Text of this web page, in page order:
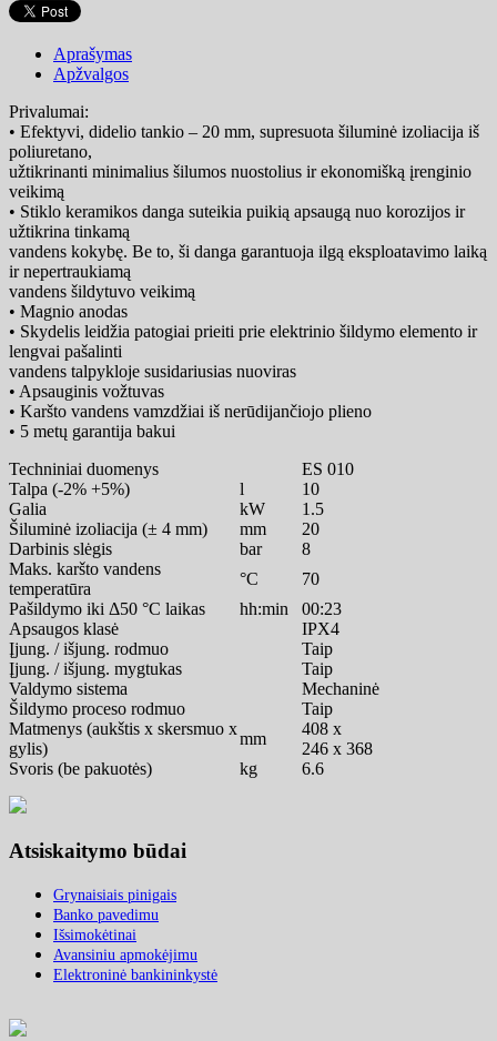
Aprašymas
Apžvalgos
Privalumai:
• Efektyvi, didelio tankio – 20 mm, supresuota šiluminė izoliacija iš
poliuretano,
užtikrinanti minimalius šilumos nuostolius ir ekonomišką įrenginio
veikimą
• Stiklo keramikos danga suteikia puikią apsaugą nuo korozijos ir
užtikrina tinkamą
vandens kokybę. Be to, ši danga garantuoja ilgą eksploatavimo laiką
ir nepertraukiamą
vandens šildytuvo veikimą
• Magnio anodas
• Skydelis leidžia patogiai prieiti prie elektrinio šildymo elemento ir
lengvai pašalinti
vandens talpykloje susidariusias nuoviras
• Apsauginis vožtuvas
• Karšto vandens vamzdžiai iš nerūdijančiojo plieno
• 5 metų garantija bakui
Techniniai duomenys
ES 010
Talpa (-2% +5%)
l
10
Galia
kW
1.5
Šiluminė izoliacija (± 4 mm)
mm
20
Darbinis slėgis
bar
8
Maks. karšto vandens
temperatūra
°C
70
Pašildymo iki Δ50 °C laikas
hh:min
00:23
Apsaugos klasė
IPX4
Įjung. / išjung. rodmuo
Taip
Įjung. / išjung. mygtukas
Taip
Valdymo sistema
Mechaninė
Šildymo proceso rodmuo
Taip
Matmenys (aukštis x skersmuo x
gylis)
mm
408 x
246 x 368
Svoris (be pakuotės)
kg 6.6
Atsiskaitymo būdai
Grynaisiais pinigais
Banko pavedimu
Išsimokėtinai
Avansiniu apmokėjimu
Elektroninė bankininkystė